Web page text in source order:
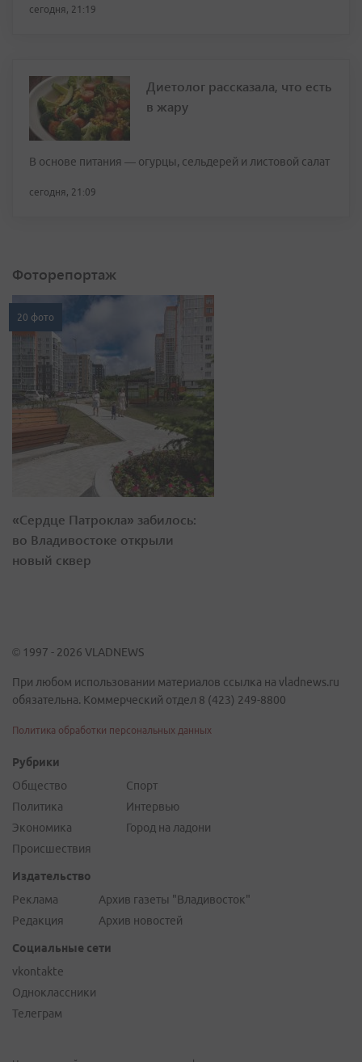
сегодня, 21:19
Диетолог рассказала, что есть
в жару
В основе питания — огурцы, сельдерей и листовой салат
сегодня, 21:09
Фоторепортаж
20 фото
«Сердце Патрокла» забилось:
во Владивостоке открыли
новый сквер
© 1997 - 2026 VLADNEWS
При любом использовании материалов ссылка на vladnews.ru
обязательна. Коммерческий отдел 8 (423) 249-8800
Политика обработки персональных данных
Рубрики
Общество
Политика
Экономика
Происшествия
Спорт
Интервью
Город на ладони
Издательство
Реклама
Редакция
Архив газеты "Владивосток"
Архив новостей
Социальные сети
vkontakte
Одноклассники
Телеграм